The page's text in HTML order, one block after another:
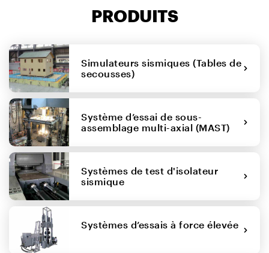
PRODUITS
Simulateurs sismiques (Tables de
secousses)
Système d’essai de sous-
assemblage multi-axial (MAST)
Systèmes de test d'isolateur
sismique
Systèmes d’essais à force élevée